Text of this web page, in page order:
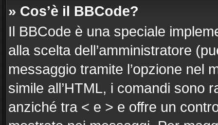
» Cos’è il BBCode?
Il BBCode è una speciale
alla scelta dell’amministratore
messaggio tramite l’opzione nel
simile all’HTML, i comandi sono
anziché tra < e > e offre un